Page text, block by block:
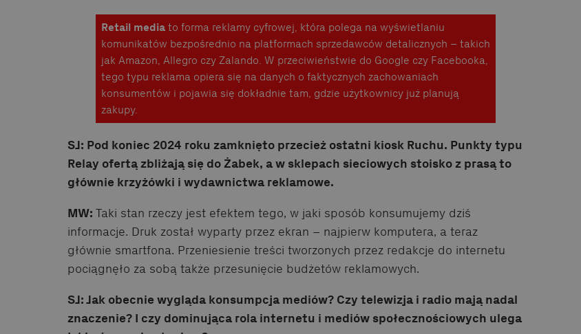
Retail mediato forma reklamy cyfrowej, która polega na wyświetlaniu
komunikatów bezpośrednio na platformach sprzedawców detalicznych – takich
jak Amazon, Allegro czy Zalando. W przeciwieństwie do Google czy Facebooka,
tego typu reklama opiera się na danych o faktycznych zachowaniach
konsumentów i pojawia się dokładnie tam, gdzie użytkownicy już planują
zakupy.
SJ: Pod koniec 2024 roku zamknięto przecież ostatni kiosk Ruchu. Punkty typu
Relay ofertą zbliżają się do Żabek, a w sklepach sieciowych stoisko z prasą to
głównie krzyżówki i wydawnictwa reklamowe.
MW: Taki stan rzeczy jest efektem tego, w jaki sposób konsumujemy dziś
informacje. Druk został wyparty przez ekran – najpierw komputera, a teraz
głównie smartfona. Przeniesienie treści tworzonych przez redakcje do internetu
pociągnęło za sobą także przesunięcie budżetów reklamowych.
SJ: Jak obecnie wygląda konsumpcja mediów? Czy telewizja i radio mają nadal
znaczenie? I czy dominująca rola internetu i mediów społecznościowych ulega